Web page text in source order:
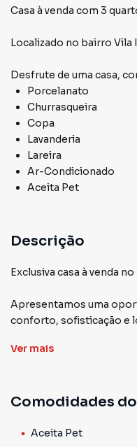
Churrasqueira
Piscina
Lareira
Casa à venda com 3
Localizado no bairro Vila
Desfrute de uma casa,
Porcelanato
Churrasqueira
Copa
Lavanderia
Lareira
Ar-Condicionado
Aceita Pet
Descrição
Exclusiva casa à venda
Apresentamos uma
conforto, sofisticação e
terreno de 420 m²,
ambientes, sala de estar
banheiro auxiliar, a casa
Ver mais
Comodidades
Aceita Pet